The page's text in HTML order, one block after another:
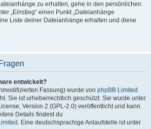
zu erhalten, gehe in den persönlichen
„Einstieg“ einen Punkt „Dateianhänge
Liste deiner Dateianhänge erhalten und diese
entwickelt?
Fassung) wurde von phpBB Limited
Sie ist urheberrechtlich geschützt. Sie wurde unter
Version 2 (GPL-2.0) veröffentlicht und kann
Details findest du
. Eine deutschsprachige Anlaufstelle ist unter